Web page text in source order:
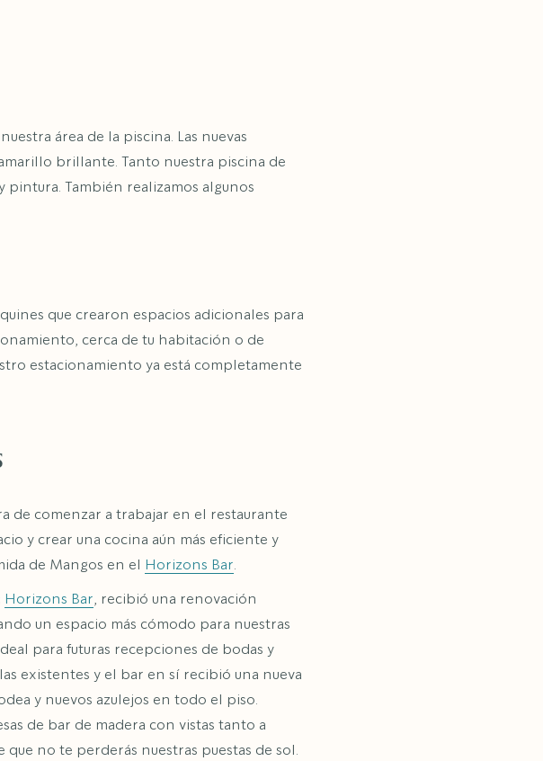
área de la piscina. Las nuevas
brillante. Tanto nuestra piscina de
También realizamos algunos
que crearon espacios adicionales para
cerca de tu habitación o de
estacionamiento ya está completamente
de comenzar a trabajar en el restaurante
y crear una cocina aún más eficiente y
de Mangos en el Horizons Bar.
Horizons Bar, recibió una renovación
un espacio más cómodo para nuestras
para futuras recepciones de bodas y
existentes y el bar en sí recibió una nueva
y nuevos azulejos en todo el piso.
de bar de madera con vistas tanto a
que no te perderás nuestras puestas de sol.